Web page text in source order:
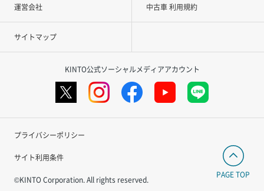
運営会社 中古車 利用規約
サイトマップ
KINTO公式ソーシャルメディアアカウント
プライバシーポリシー
サイト利用条件
©KINTO Corporation. All rights reserved.
PAGE TOP